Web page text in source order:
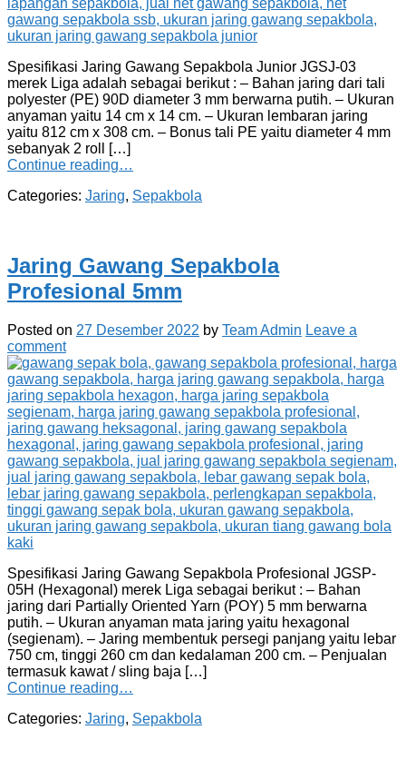
Spesifikasi Jaring Gawang Sepakbola Junior JGSJ-03
merek Liga adalah sebagai berikut : – Bahan jaring dari tali
polyester (PE) 90D diameter 3 mm berwarna putih. – Ukuran
anyaman yaitu 14 cm x 14 cm. – Ukuran lembaran jaring
yaitu 812 cm x 308 cm. – Bonus tali PE yaitu diameter 4 mm
sebanyak 2 roll […]
Continue reading…
Categories: Jaring, Sepakbola
Jaring Gawang Sepakbola
Profesional 5mm
Posted on 27 Desember 2022 by Team Admin Leave a
comment
Spesifikasi Jaring Gawang Sepakbola Profesional JGSP-
05H (Hexagonal) merek Liga sebagai berikut : – Bahan
jaring dari Partially Oriented Yarn (POY) 5 mm berwarna
putih. – Ukuran anyaman mata jaring yaitu hexagonal
(segienam). – Jaring membentuk persegi panjang yaitu lebar
750 cm, tinggi 260 cm dan kedalaman 200 cm. – Penjualan
termasuk kawat / sling baja […]
Continue reading…
Categories: Jaring, Sepakbola